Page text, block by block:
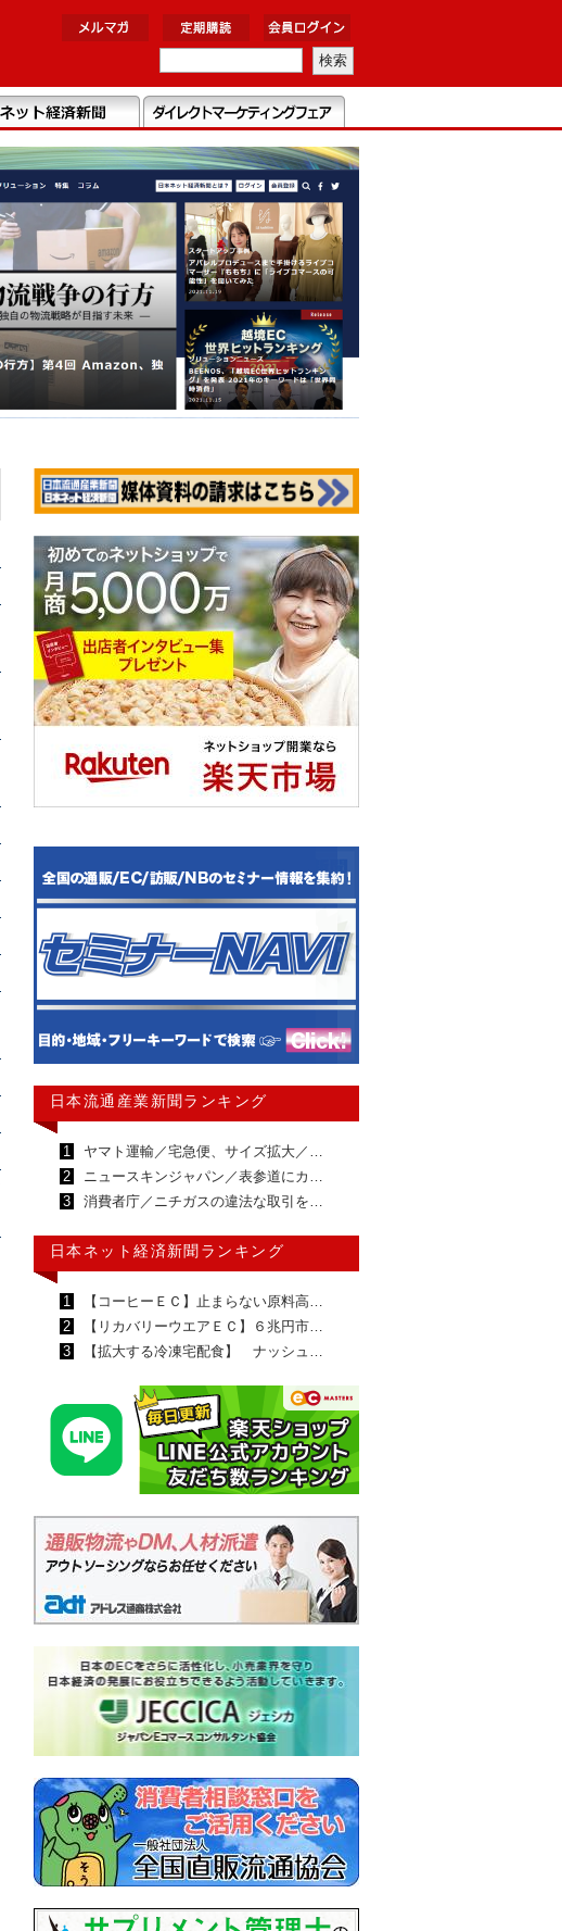
日本流通産業新聞ランキング
1
ヤマト運輸／宅急便、サイズ拡大／…
2
ニュースキンジャパン／表参道にカ…
3
消費者庁／ニチガスの違法な取引を…
日本ネット経済新聞ランキング
1
【コーヒーＥＣ】止まらない原料高…
2
【リカバリーウエアＥＣ】６兆円市…
3
【拡大する冷凍宅配食】 ナッシュ…